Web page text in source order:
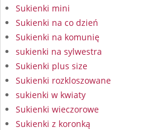
Sukienki mini
Sukienki na co dzień
Sukienki na komunię
sukienki na sylwestra
Sukienki plus size
Sukienki rozkloszowane
sukienki w kwiaty
Sukienki wieczorowe
Sukienki z koronką